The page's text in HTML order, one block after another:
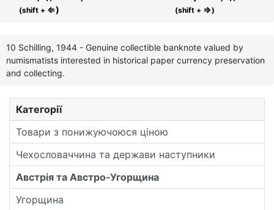
Категорії
Товари з понижуючоюся ціною
Чехословаччина та держави наступники
Австрія та Австро-Угорщина
Угорщина
(shift + ⇐)
(shift + ⇒)
10 Schilling, 1944 - Genuine collectible banknote valued by
numismatists interested in historical paper currency preservation
and collecting.